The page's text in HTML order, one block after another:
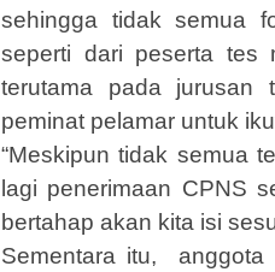
sehingga tidak semua
seperti dari peserta tes
terutama pada jurusan
peminat pelamar untuk
“Meskipun tidak semua
lagi penerimaan CPNS
bertahap akan kita isi
Sementara itu, anggota